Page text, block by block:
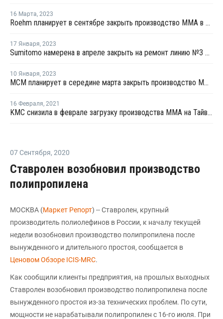
16 Марта, 2023
Roehm планирует в сентябре закрыть производство ММА в Германии
17 Января, 2023
Sumitomo намерена в апреле закрыть на ремонт линию №3 ММА в Сингапуре
10 Января, 2023
MCM планирует в середине марта закрыть производство ММА на ремонт в Сингапуре
16 Февраля, 2021
KMC снизила в феврале загрузку производства ММА на Тайване на 20%
07 Сентября, 2020
Ставролен возобновил производство
полипропилена
МОСКВА (Маркет Репорт) -- Ставролен, крупный
производитель полиолефинов в России, к началу текущей
недели возобновил производство полипропилена после
вынужденного и длительного простоя, сообщается в
Ценовом Обзоре ICIS-MRC.
Как сообщили клиенты предприятия, на прошлых выходных
Ставролен возобновил производство полипропилена после
вынужденного простоя из-за технических проблем. По сути,
мощности не нарабатывали полипропилен с 16-го июля. При